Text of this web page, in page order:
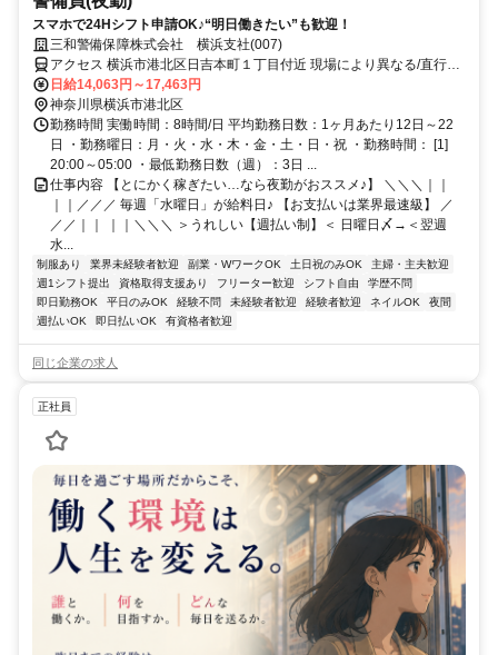
スマホで24Hシフト申請OK♪“明日働きたい”も歓迎！
三和警備保障株式会社 横浜支社(007)
アクセス 横浜市港北区日吉本町１丁目付近 現場により異なる/直行直
帰/勤務地相談可 ■週3日～■電話面接
日給14,063円～17,463円
神奈川県横浜市港北区
勤務時間 実働時間：8時間/日 平均勤務日数：1ヶ月あたり12日～22
日 ・勤務曜日：月・火・水・木・金・土・日・祝 ・勤務時間： [1]
20:00～05:00 ・最低勤務日数（週）：3日 ...
仕事内容 【とにかく稼ぎたい…なら夜勤がおススメ♪】 ＼＼＼｜｜
｜｜／／／ 毎週「水曜日」が給料日♪ 【お支払いは業界最速級】 ／
／／｜｜ ｜｜＼＼＼ ＞うれしい【週払い制】＜ 日曜日〆→＜翌週
水...
制服あり 業界未経験者歓迎 副業・WワークOK 土日祝のみOK
主婦・主夫歓迎
週1シフト提出
資格取得支援あり フリーター歓迎 シフト自由
学歴不問
即日勤務OK
平日のみOK 経験不問 未経験者歓迎 経験者歓迎 ネイルOK
夜間
週払いOK
即日払いOK 有資格者歓迎
同じ企業の求人
正社員